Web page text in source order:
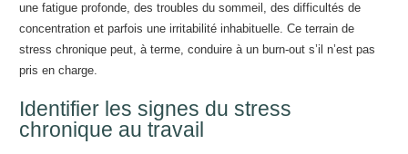
une fatigue profonde, des troubles du sommeil, des difficultés de
concentration et parfois une irritabilité inhabituelle. Ce terrain de
stress chronique peut, à terme, conduire à un burn-out s’il n’est pas
pris en charge.
Identifier les signes du stress
chronique au travail